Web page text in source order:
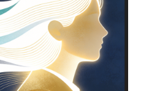
境经济”的深刻跨越。 消费者想
补“当下的我”与“理想的我”之间
条那样赋予焦虑者“掌控感”，
感”，未来的赢家将属于那些能
忙管理心境的品牌。 别再只盯